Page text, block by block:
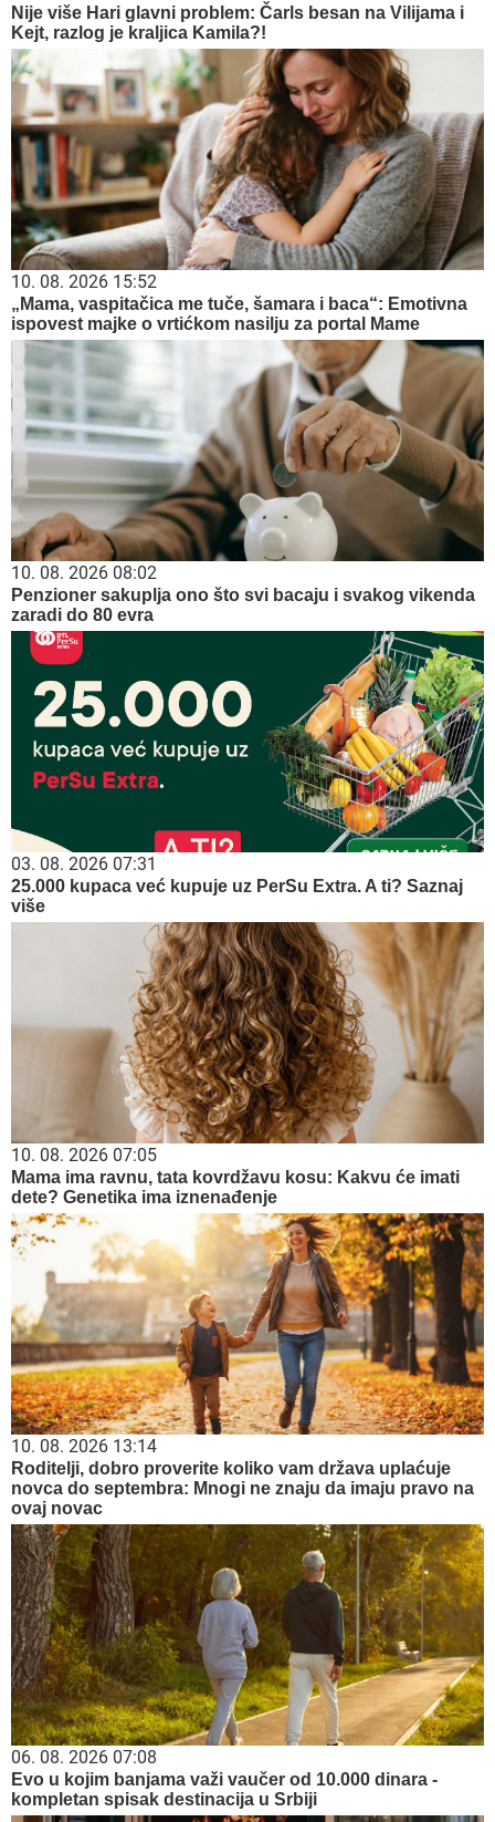
Nije više Hari glavni problem: Čarls besan na Vilijama i
Kejt, razlog je kraljica Kamila?!
10. 08. 2026 15:52
„Mama, vaspitačica me tuče, šamara i baca“: Emotivna
ispovest majke o vrtićkom nasilju za portal Mame
10. 08. 2026 08:02
Penzioner sakuplja ono što svi bacaju i svakog vikenda
zaradi do 80 evra
03. 08. 2026 07:31
25.000 kupaca već kupuje uz PerSu Extra. A ti? Saznaj
više
10. 08. 2026 07:05
Mama ima ravnu, tata kovrdžavu kosu: Kakvu će imati
dete? Genetika ima iznenađenje
10. 08. 2026 13:14
Roditelji, dobro proverite koliko vam država uplaćuje
novca do septembra: Mnogi ne znaju da imaju pravo na
ovaj novac
06. 08. 2026 07:08
Evo u kojim banjama važi vaučer od 10.000 dinara -
kompletan spisak destinacija u Srbiji